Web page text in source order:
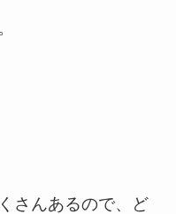
さんあるので、ど